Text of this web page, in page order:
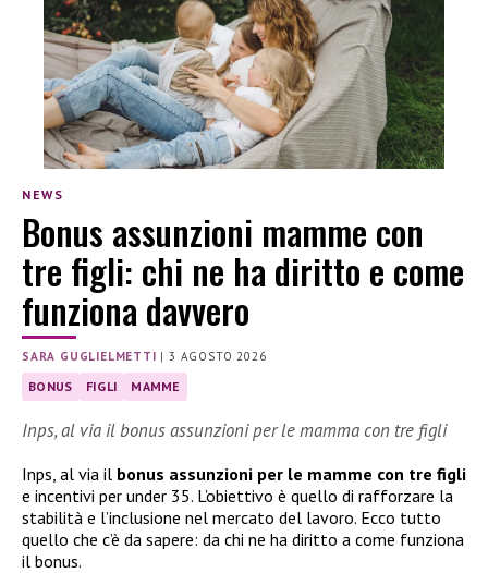
NEWS
Bonus assunzioni mamme con
tre figli: chi ne ha diritto e come
funziona davvero
SARA GUGLIELMETTI |3 AGOSTO 2026
BONUS FIGLI MAMME
Inps, al via il bonus assunzioni per le mamma con tre figli
Inps, al via il bonus assunzioni per le mamme con tre figli
e incentivi per under 35. L’obiettivo è quello di rafforzare la
stabilità e l’inclusione nel mercato del lavoro. Ecco tutto
quello che c’è da sapere: da chi ne ha diritto a come funziona
il bonus.